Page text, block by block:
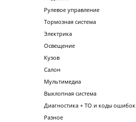
Рулевое управление
Тормозная система
Электрика
Освещение
Кузов
Салон
Мультимедиа
Выхлопная система
Диагностика + ТО и коды ошибок
Разное